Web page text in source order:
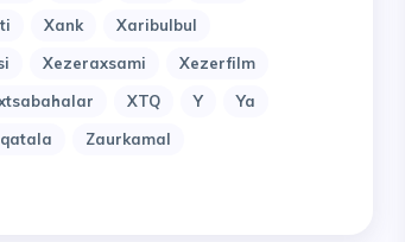
Xank
Xaribulbul
Xezeraxsami
Xezerfilm
XTQ Y
Ya
Zaurkamal